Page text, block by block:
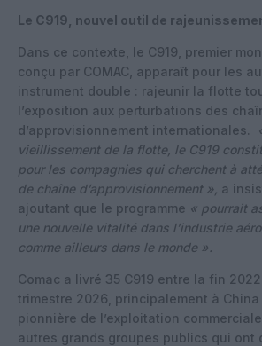
Le C919, nouvel outil de
Dans ce contexte, le C919, premier
conçu par COMAC, apparaît pour les
instrument double : rajeunir la flotte
l’exposition aux perturbations des
d’approvisionnement internationales.
vieillissement de la flotte, le C919
pour les compagnies qui cherchent à
de chaîne d’approvisionnement », a
ajoutant que le programme « pourrait
une nouvelle vitalité dans l’industrie
comme ailleurs dans le monde ».
Comac a livré 35 C919 entre la fin
trimestre 2026, principalement à China
pionnière de l’exploitation
autres grands groupes publics qui ont